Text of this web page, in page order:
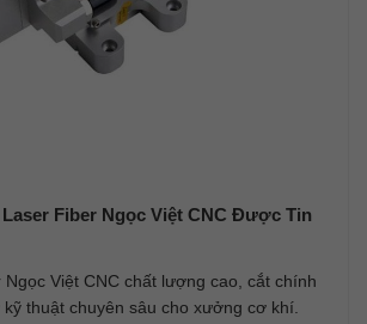
Fiber Ngọc Việt CNC Được Tin
Việt CNC chất lượng cao, cắt chính
thuật chuyên sâu cho xưởng cơ khí.